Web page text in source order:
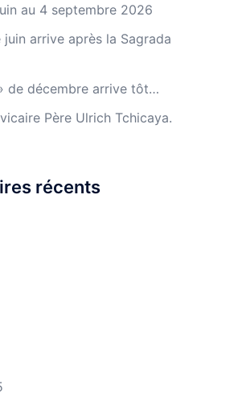
au 4 septembre 2026
arrive après la Sagrada
de décembre arrive tôt…
Père Ulrich Tchicaya.
récents